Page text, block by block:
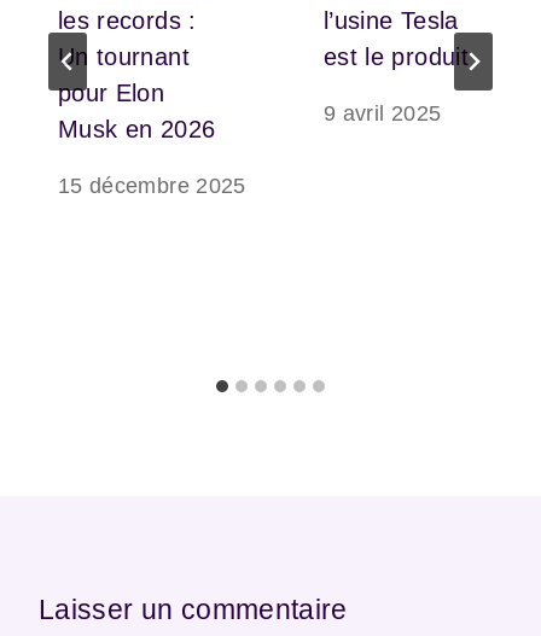
les records :
Un tournant
pour Elon
Musk en 2026
15 décembre 2025
l’usine Tesla
est le produit
9 avril 2025
Laisser un commentaire